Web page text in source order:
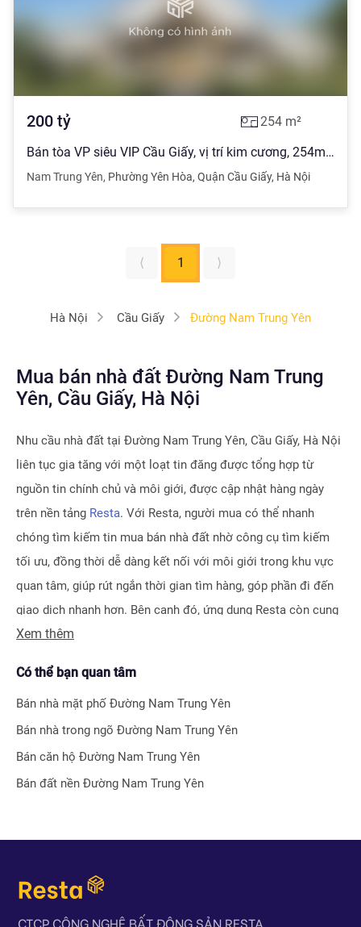
200 tỷ 254 m²
Bán tòa VP siêu VIP Cầu Giấy, vị trí kim cương, 254m2 9 tầng mt 20m
Nam Trung Yên, Phường Yên Hòa, Quận Cầu Giấy, Hà Nội
⟨ 1 ⟩
Hà Nội Cầu Giấy Đường Nam Trung Yên
Mua bán nhà đất Đường Nam Trung
Yên, Cầu Giấy, Hà Nội
Nhu cầu nhà đất tại Đường Nam Trung Yên, Cầu Giấy, Hà Nội
liên tục gia tăng với một loạt tin đăng được tổng hợp từ
nguồn tin chính chủ và môi giới, được cập nhật hàng ngày
trên nền tảng Resta. Với Resta, người mua có thể nhanh
chóng tìm kiếm tin mua bán nhà đất nhờ công cụ tìm kiếm
tối ưu, đồng thời dễ dàng kết nối với môi giới trong khu vực
quan tâm, giúp rút ngắn thời gian tìm hàng, góp phần đi đến
giao dịch nhanh hơn. Bên cạnh đó, ứng dụng Resta còn cung
cấp công cụ Đăng tin vô cùng tiện ích, giúp người bán hay
tính điểm thông minh.
phát triển nhiều công cụ hỗ trợ tối ưu cho các nhà đầu tư bất
động sản chuyên nghiệp nhưTra cứu quy hoạch toàn quốc
miễn phí, Bộ lọc địa phương 360hay
tin rằngRestasẽ trở thành trợ thủ đắc lực cho nhà đầu tư
Xem thêm
Có thể bạn quan tâm
Bán nhà mặt phố Đường Nam Trung Yên
Bán nhà trong ngõ Đường Nam Trung Yên
Bán căn hộ Đường Nam Trung Yên
Bán đất nền Đường Nam Trung Yên
CTCP CÔNG NGHỆ BẤT ĐỘNG SẢN RESTA